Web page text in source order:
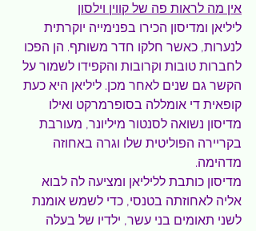
אין מה לראות פה של קווין וילסון
ליליאן ומדיסון הכירו בפנימייה יוקרתית
לנערות, כאשר חלקו חדר משותף. הן הפכו
לחברות טובות וקרובות והקפידו לשמור על
הקשר גם שנים לאחר מכן. ליליאן היא כעת
קופאית די אומללה בסופרמרקט ואילו
מדיסון נשואה לסנטור מיליונר, מעורבת
בקריירה הפוליטית שלו וגרה באחוזה
מדהימה.
מדיסון כותבת לליליאן ומציעה לה לבוא
אליה לאחוזתה בטנסי, כדי לשמש אומנת
לשני תאומים בני עשר, ילדיו של בעלה